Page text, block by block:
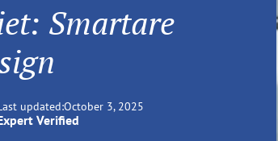
Smartare
updated:October 3, 2025
Verified